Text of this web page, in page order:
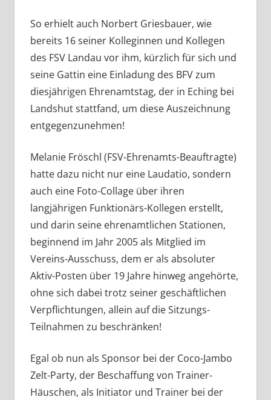
So erhielt auch Norbert Griesbauer, wie
bereits 16 seiner Kolleginnen und Kollegen
des FSV Landau vor ihm, kürzlich für sich und
seine Gattin eine Einladung des BFV zum
diesjährigen Ehrenamtstag, der in Eching bei
Landshut stattfand, um diese Auszeichnung
entgegenzunehmen!
Melanie Fröschl (FSV-Ehrenamts-Beauftragte)
hatte dazu nicht nur eine Laudatio, sondern
auch eine Foto-Collage über ihren
langjährigen Funktionärs-Kollegen erstellt,
und darin seine ehrenamtlichen Stationen,
beginnend im Jahr 2005 als Mitglied im
Vereins-Ausschuss, dem er als absoluter
Aktiv-Posten über 19 Jahre hinweg angehörte,
ohne sich dabei trotz seiner geschäftlichen
Verpflichtungen, allein auf die Sitzungs-
Teilnahmen zu beschränken!
Egal ob nun als Sponsor bei der Coco-Jambo
Zelt-Party, der Beschaffung von Trainer-
Häuschen, als Initiator und Trainer bei der